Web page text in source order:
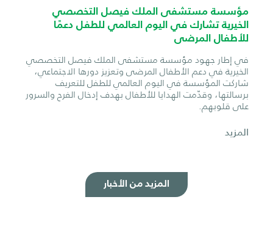
مؤسسة مستشفى الملك فيصل التخصصي
الخيرية تشارك في اليوم العالمي للطفل دعمًا
للأطفال المرضى
في إطار جهود مؤسسة مستشفى الملك فيصل التخصصي
الخيرية في دعم الأطفال المرضى وتعزيز دورها الاجتماعي،
شاركت المؤسسة في اليوم العالمي للطفل للتعريف
برسالتها، وقدّمت الهدايا للأطفال بهدف إدخال الفرح والسرور
على قلوبهم.
المزيد
المزيد من الأخبار